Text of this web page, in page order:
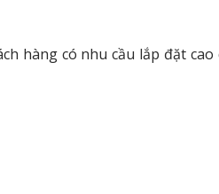
hàng có nhu cầu lắp đặt